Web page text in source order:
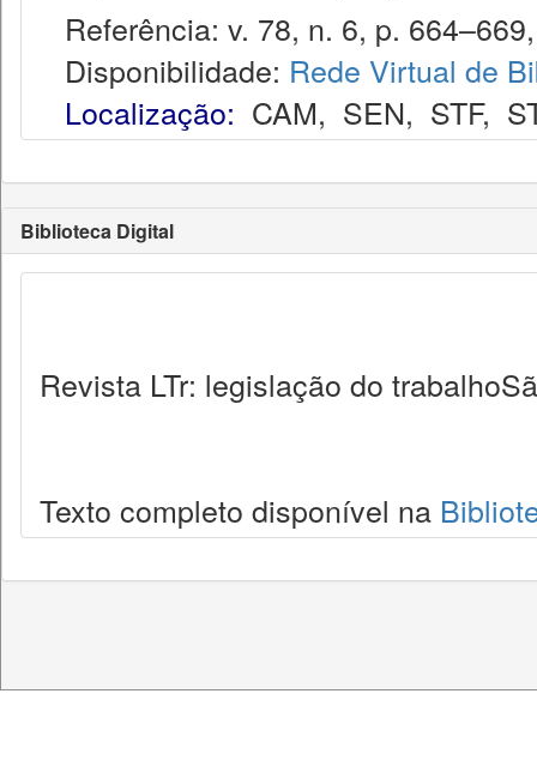
Referência: v. 78, n. 6, p.
Disponibilidade: Rede Virtual de
Localização: CAM, SEN, STF,
Biblioteca Digital
Revista LTr: legislação do
Texto completo disponível na